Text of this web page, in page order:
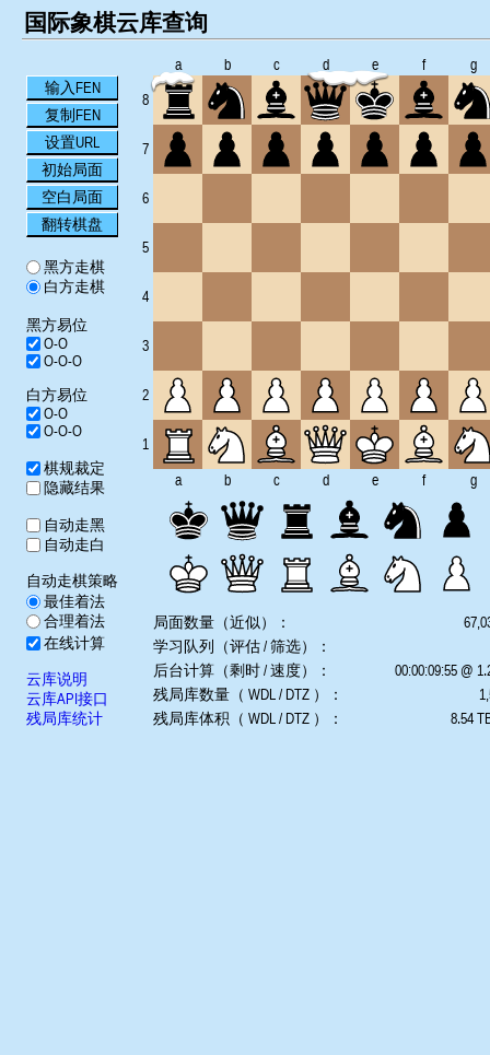
国际象棋云库查询
输入FEN
复制FEN
设置URL
初始局面
空白局面
翻转棋盘
黑方走棋
白方走棋
黑方易位
O-O
O-O-O
白方易位
O-O
O-O-O
棋规裁定
隐藏结果
自动走黑
自动走白
自动走棋策略
最佳着法
合理着法
在线计算
云库说明
云库API接口
残局库统计
a b c d e f
g
8
7
6
5
4
3
2
1
a b c d e f g
局面数量（近似）：
学习队列（评估 / 筛选）：
后台计算（剩时 / 速度）：
00:00:09:55 @
残局库数量（ WDL / DTZ ）：
残局库体积（ WDL / DTZ ）：
8.54